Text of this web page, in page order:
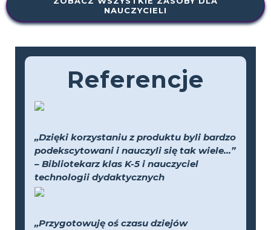
NAUCZYCIELI
Referencje
„Dzięki korzystaniu z produktu byli bardzo
podekscytowani i nauczyli się tak wiele...”
– Bibliotekarz klas K-5 i nauczyciel
technologii dydaktycznych
„Przygotowuję oś czasu dziejów